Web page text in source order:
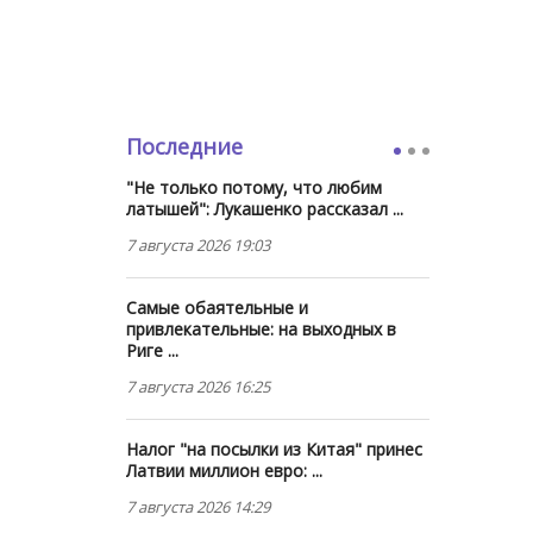
Последние
"Не только потому, что любим
латышей": Лукашенко рассказал ...
7 августа 2026 19:03
Самые обаятельные и
привлекательные: на выходных в
Риге ...
7 августа 2026 16:25
Налог "на посылки из Китая" принес
Латвии миллион евро: ...
7 августа 2026 14:29